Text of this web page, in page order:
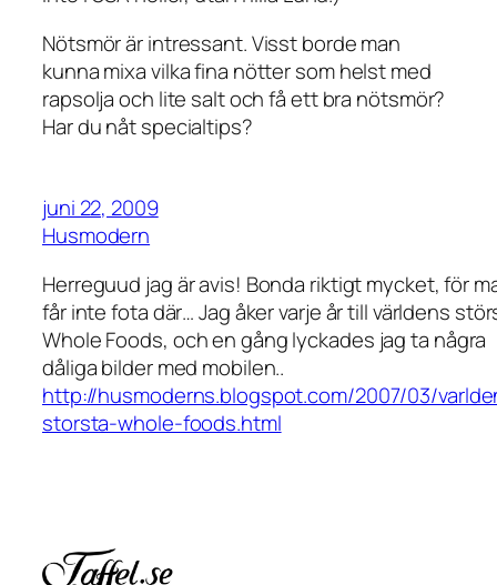
Nötsmör är intressant. Visst borde man
kunna mixa vilka fina nötter som helst med
rapsolja och lite salt och få ett bra nötsmör?
Har du nåt specialtips?
juni 22, 2009
Husmodern
Herreguud jag är avis! Bonda riktigt mycket, för
får inte fota där… Jag åker varje år till världens
Whole Foods, och en gång lyckades jag ta några
dåliga bilder med mobilen..
http://husmoderns.blogspot.com/2007/03/
storsta-whole-foods.html